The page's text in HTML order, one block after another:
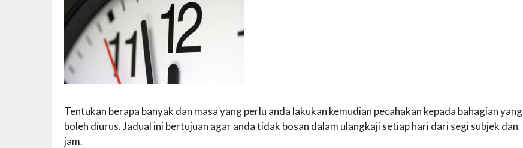
Tentukan berapa banyak dan masa yang perlu anda lakukan kemudian pecahakan kepada bahagian yang
boleh diurus. Jadual ini bertujuan agar anda tidak bosan dalam ulangkaji setiap hari dari segi subjek dan
jam.